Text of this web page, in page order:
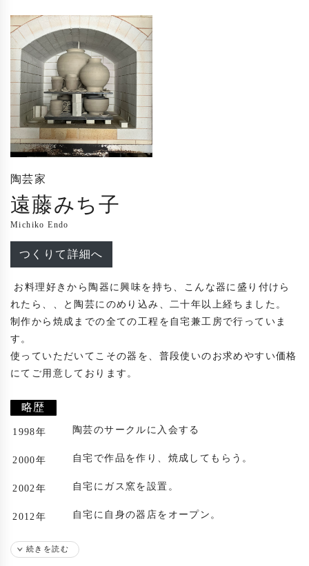
陶芸家
遠藤みち子
Michiko Endo
つくりて詳細へ
れたら、、と陶芸にのめり込み、二十年以上経ちました。
制作から焼成までの全ての工程を自宅兼工房で行っていま
す。
使っていただいてこその器を、普段使いのお求めやすい価格
にてご用意しております。
略歴
1998年 陶芸のサークルに入会する
2000年 自宅で作品を作り、焼成してもらう。
2002年 自宅にガス窯を設置。
2012年 自宅に自身の器店をオープン。
出展歴
続きを読む